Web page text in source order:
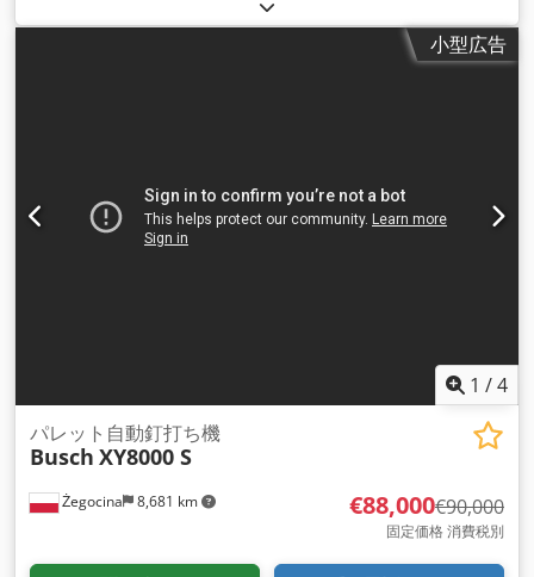
小型広告
1 /4
Żegocina 8,681 km
パレット自動釘打ち機
Busch XY8000 S
€88,000€90,000
固定価格 消費税別